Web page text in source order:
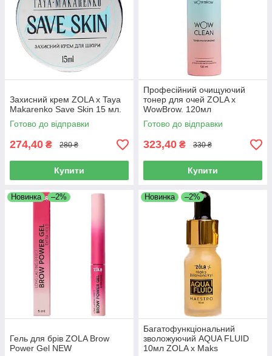
Захисний крем ZOLA x Taya
Makarenko Save Skin 15 мл.
Готово до відправки
274,40 ₴ 280 ₴
Купити
Професійний очищуючий
тонер для очей ZOLA x
WowBrow. 120мл
Готово до відправки
323,40 ₴ 330 ₴
Купити
Новинка –2%
Гель для брів ZOLA Brow
Power Gel NEW
Новинка –2%
Багатофункціональний
зволожуючий AQUA FLUID
10мл ZOLA x Maks